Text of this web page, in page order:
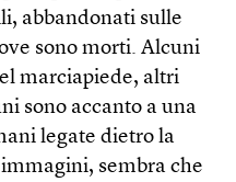
abbandonati sulle
sono morti. Alcuni
marciapiede, altri
sono accanto a una
legate dietro la
sembra che